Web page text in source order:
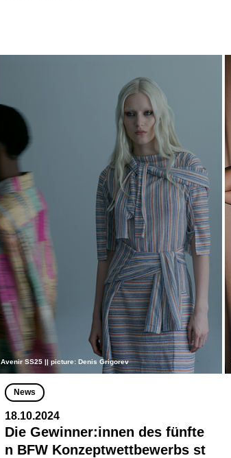
Avenir SS25 || picture: Denis Grigorev
News
18.10.2024
Die Gewinner:innen des fünfte
n BFW Konzeptwettbewerbs st